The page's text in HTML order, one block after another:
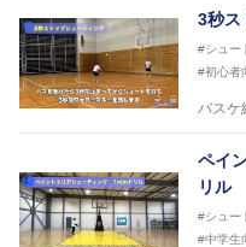
3秒ス
#シュー
#初心者
バスケ
ペイ
リル
#シュー
#中学生